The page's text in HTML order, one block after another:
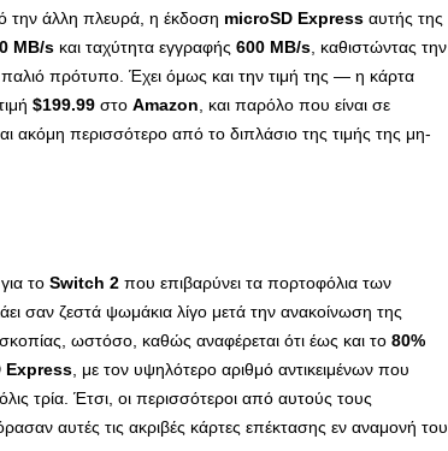
την άλλη πλευρά, η έκδοση microSD Express αυτής της
MB/s και ταχύτητα εγγραφής 600 MB/s , καθιστώντας την
πρότυπο. Έχει όμως και την τιμή της — η κάρτα
$199.99 στο Amazon , και παρόλο που είναι σε
ακόμη περισσότερο από το διπλάσιο της τιμής της μη-
για το Switch 2 που επιβαρύνει τα πορτοφόλια των
σαν ζεστά ψωμάκια λίγο μετά την ανακοίνωση της
ωστόσο, καθώς αναφέρεται ότι έως και το 80%
Express , με τον υψηλότερο αριθμό αντικειμένων που
τρία. Έτσι, οι περισσότεροι από αυτούς τους
αυτές τις ακριβές κάρτες επέκτασης εν αναμονή του